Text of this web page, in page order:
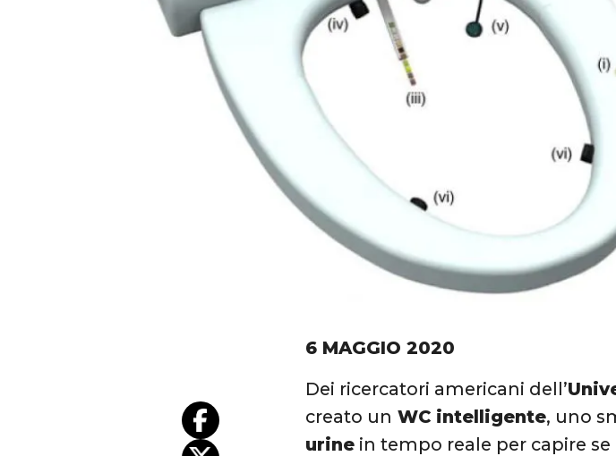
6 MAGGIO 2020
Dei ricercatori americani dell’
creato un WC intelligente, uno
urine in tempo reale per capire